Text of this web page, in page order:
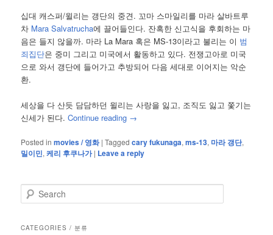
십대 캐스퍼/윌리는 갱단의 중견. 꼬마 스마일리를 마라 살바트루
차 Mara Salvatrucha에 끌어들인다. 잔혹한 신고식을 후회하는 마
음은 들지 않을까. 마라 La Mara 혹은 MS-13이라고 불리는 이 범
죄집단은 중미 그리고 미국에서 활동하고 있다. 전쟁고아로 미국
으로 와서 갱단에 들어가고 추방되어 다음 세대로 이어지는 악순
환.
세상을 다 산듯 담담하던 윌리는 사랑을 잃고, 조직도 잃고 쫓기는
신세가 된다.Continue reading →
Posted in movies / 영화 |Tagged cary fukunaga,ms-13, 마라 갱단,
밀이민,케리 후쿠나가 | Leave a reply
e
rCATEGORIES / 분류